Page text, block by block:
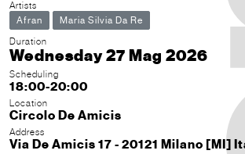
Artists
Afran
Maria Silvia Da Re
Duration
Wednesday 27 Mag 2026
Scheduling
18:00-20:00
Location
Circolo De Amicis
Address
Via De Amicis 17 - 20121 Milano [MI]